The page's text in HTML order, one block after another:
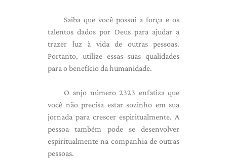
Saiba que você possui a força e os
talentos dados por Deus para ajudar a
trazer luz à vida de outras pessoas.
Portanto, utilize essas suas qualidades
para o benefício da humanidade.
O anjo número 2323 enfatiza que
você não precisa estar sozinho em sua
jornada para crescer espiritualmente. A
pessoa também pode se desenvolver
espiritualmente na companhia de outras
pessoas.